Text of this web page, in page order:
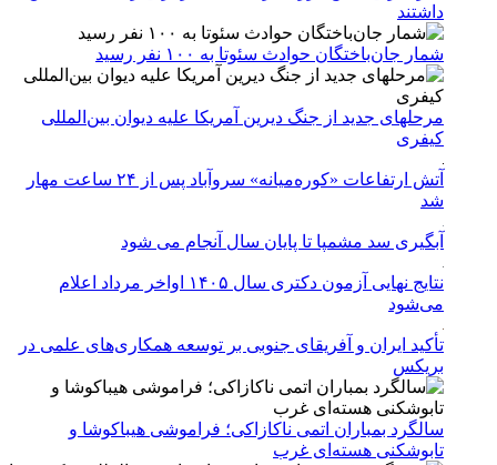
داشتند
شمار جان‌باختگان حوادث سئوتا به ۱۰۰ نفر رسید
مرحله‎ای جدید از جنگ دیرین آمریکا علیه دیوان بین‌المللی
کیفری
آتش ارتفاعات «کوره‌میانه» سروآباد پس از ۲۴ ساعت مهار
شد
آبگیری سد مشمپا تا پایان سال آنجام می شود
نتایج نهایی آزمون دکتری سال ۱۴۰۵ اواخر مرداد اعلام
می‌شود
تأکید ایران و آفریقای جنوبی بر توسعه همکاری‌های علمی در
بریکس
سالگرد بمباران اتمی ناکازاکی؛ فراموشی هیباکوشا و
تابوشکنی هسته‌ای غرب